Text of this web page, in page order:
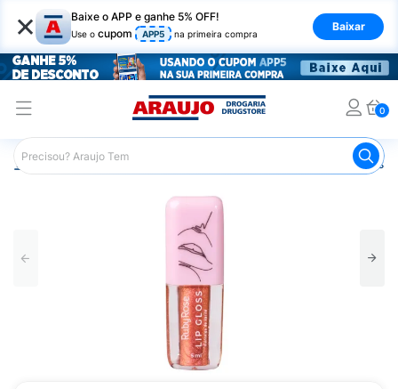
× Baixe o APP e ganhe 5% OFF!
Use o cupom APP5 na primeira compra
Baixar
0
Araujo Maquiagem Lip